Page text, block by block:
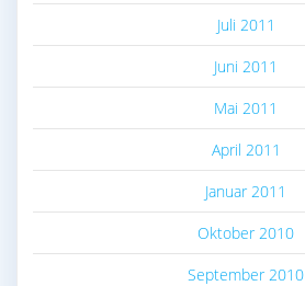
Juli 2011
Juni 2011
Mai 2011
April 2011
Januar 2011
Oktober 2010
September 2010